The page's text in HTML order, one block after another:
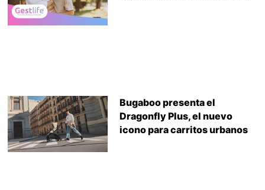
Bugaboo presenta el
Dragonfly Plus, el nuevo
icono para carritos urbanos